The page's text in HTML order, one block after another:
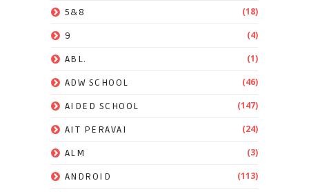
5&8 (18)
9 (4)
ABL. (1)
ADW SCHOOL (46)
AIDED SCHOOL (147)
AIT PERAVAI (24)
ALM (3)
ANDROID (113)